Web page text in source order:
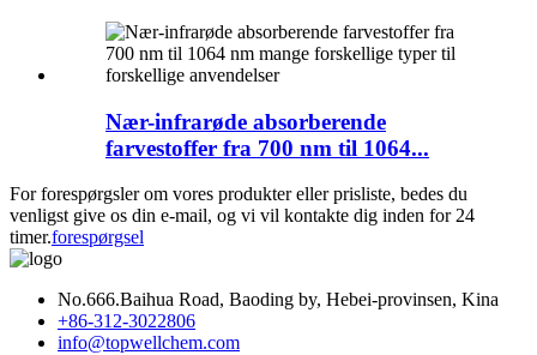
Nær-infrarøde absorberende
farvestoffer fra 700 nm til 1064...
For forespørgsler om vores produkter eller prisliste, bedes du
venligst give os din e-mail, og vi vil kontakte dig inden for 24
timer.forespørgsel
No.666.Baihua Road, Baoding by, Hebei-provinsen, Kina
+86-312-3022806
info@topwellchem.com